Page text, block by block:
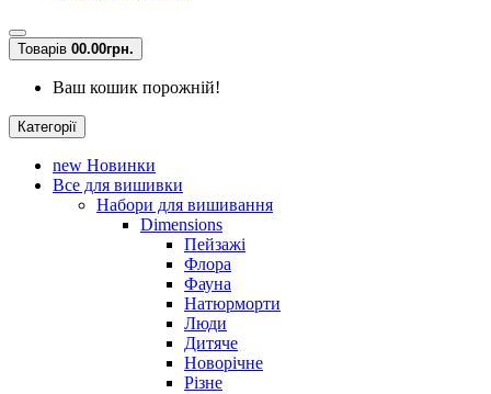
Товарів 00.00грн.
Ваш кошик порожній!
Категорії
new Новинки
Все для вишивки
Набори для вишивання
Dimensions
Пейзажі
Флора
Фауна
Натюрморти
Люди
Дитяче
Новорічне
Різне